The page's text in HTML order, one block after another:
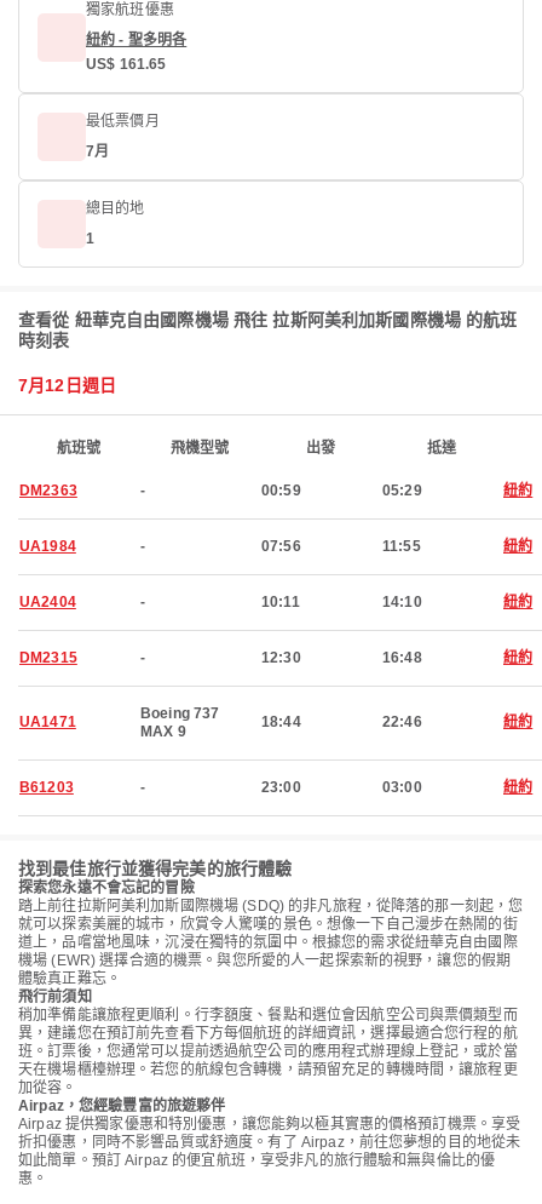
獨家航班優惠
紐約 - 聖多明各
US$ 161.65
最低票價月
7月
總目的地
1
查看從 紐華克自由國際機場 飛往 拉斯阿美利加斯國際機場 的航班
時刻表
7月12日週日
航班號 飛機型號 出發 抵達
DM2363 - 00:59 05:29 紐約
UA1984 - 07:56 11:55 紐約
UA2404 - 10:11 14:10 紐約
DM2315 - 12:30 16:48 紐約
UA1471
Boeing 737
MAX 9
18:44 22:46 紐約
B61203 - 23:00 03:00 紐約
找到最佳旅行並獲得完美的旅行體驗
探索您永遠不會忘記的冒險
踏上前往拉斯阿美利加斯國際機場 (SDQ) 的非凡旅程，從降落的那一刻起，您
就可以探索美麗的城市，欣賞令人驚嘆的景色。想像一下自己漫步在熱鬧的街
道上，品嚐當地風味，沉浸在獨特的氛圍中。根據您的需求從紐華克自由國際
機場 (EWR) 選擇合適的機票。與您所愛的人一起探索新的視野，讓您的假期
體驗真正難忘。
飛行前須知
稍加準備能讓旅程更順利。行李額度、餐點和選位會因航空公司與票價類型而
異，建議您在預訂前先查看下方每個航班的詳細資訊，選擇最適合您行程的航
班。訂票後，您通常可以提前透過航空公司的應用程式辦理線上登記，或於當
天在機場櫃檯辦理。若您的航線包含轉機，請預留充足的轉機時間，讓旅程更
加從容。
Airpaz，您經驗豐富的旅遊夥伴
Airpaz 提供獨家優惠和特別優惠，讓您能夠以極其實惠的價格預訂機票。享受
折扣優惠，同時不影響品質或舒適度。有了 Airpaz，前往您夢想的目的地從未
如此簡單。預訂 Airpaz 的便宜航班，享受非凡的旅行體驗和無與倫比的優
惠。